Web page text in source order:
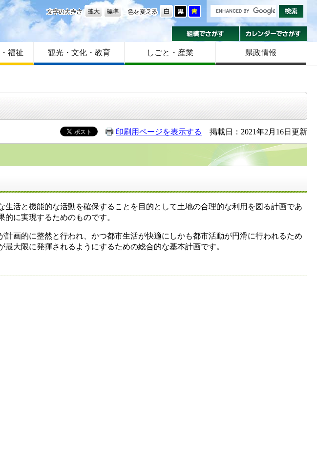
色を変える
文字の大きさ
組織でさがす
福祉 観光・文化・教育 しごと・産業 県政情報
印刷用ページを表示する 掲載日：2021年2月16日更新
活と機能的な活動を確保することを目的として土地の合理的な利用を図る計画であ
に実現するためのものです。
画的に整然と行われ、かつ都市生活が快適にしかも都市活動が円滑に行われるため
大限に発揮されるようにするための総合的な基本計画です。